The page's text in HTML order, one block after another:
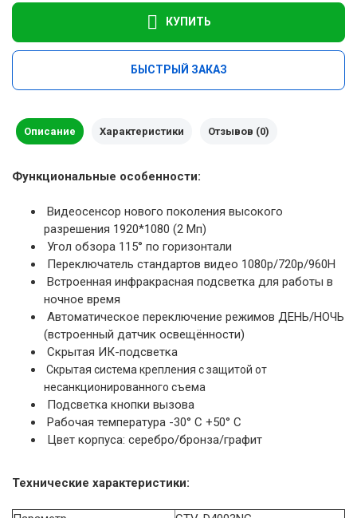
КУПИТЬ
БЫСТРЫЙ ЗАКАЗ
Описание Характеристики Отзывов (0)
Функциональные особенности:
Видеосенсор нового поколения высокого
разрешения 1920*1080 (2 Мп)
Угол обзора 115° по горизонтали
Переключатель стандартов видео 1080p/720p/960H
Встроенная инфракрасная подсветка для работы в
ночное время
Автоматическое переключение режимов ДЕНЬ/НОЧЬ
(встроенный датчик освещённости)
Скрытая ИК-подсветка
Скрытая система крепления с защитой от
несанкционированного съема
Подсветка кнопки вызова
Рабочая температура -30° С +50° С
Цвет корпуса: серебро/бронза/графит
Технические характеристики: